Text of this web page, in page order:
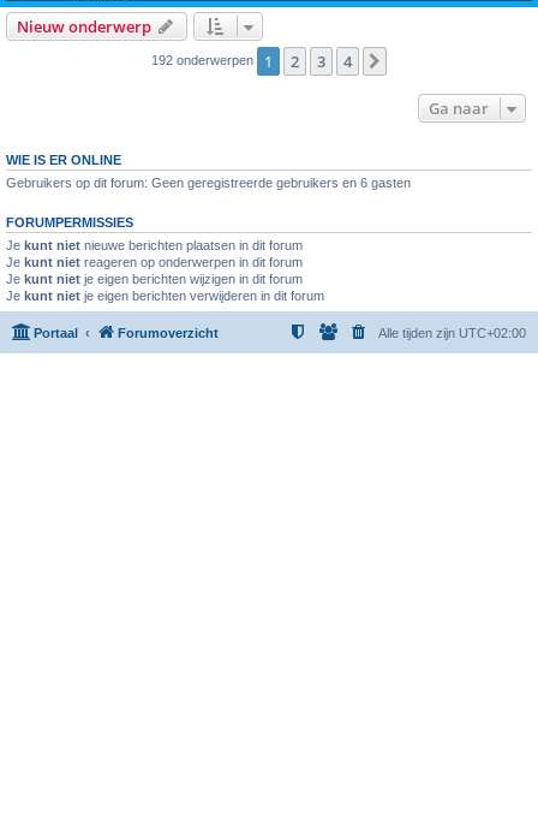
Nieuw onderwerp
192 onderwerpen 1 2 3 4
Ga naar
WIE IS ER ONLINE
Gebruikers op dit forum: Geen geregistreerde gebruikers en 6 gasten
FORUMPERMISSIES
Je kunt niet nieuwe berichten plaatsen in dit forum
Je kunt niet reageren op onderwerpen in dit forum
Je kunt niet je eigen berichten wijzigen in dit forum
Je kunt niet je eigen berichten verwijderen in dit forum
Portaal Forumoverzicht Alle tijden zijn UTC+02:00